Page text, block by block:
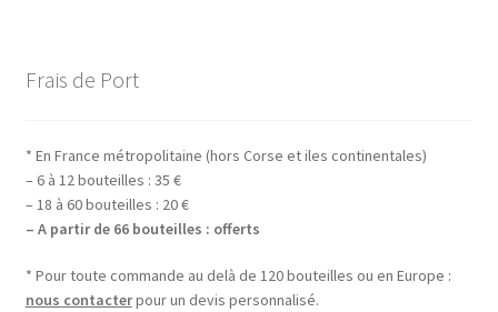
Frais de Port
* En France métropolitaine (hors Corse et iles continentales)
– 6 à 12 bouteilles : 35 €
– 18 à 60 bouteilles : 20 €
– A partir de 66 bouteilles : offerts
* Pour toute commande au delà de 120 bouteilles ou en Europe :
nous contacterpour un devis personnalisé.